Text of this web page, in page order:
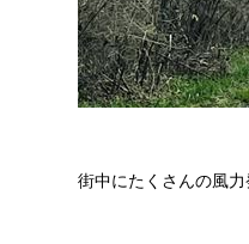
街中にたくさんの風力